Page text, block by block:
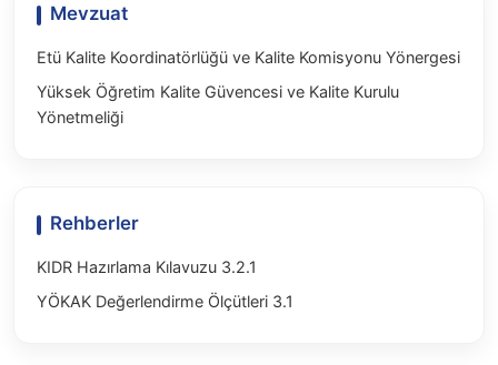
Mevzuat
Etü Kalite Koordinatörlüğü ve Kalite Komisyonu Yönergesi
Yüksek Öğretim Kalite Güvencesi ve Kalite Kurulu
Yönetmeliği
Rehberler
KIDR Hazırlama Kılavuzu 3.2.1
YÖKAK Değerlendirme Ölçütleri 3.1